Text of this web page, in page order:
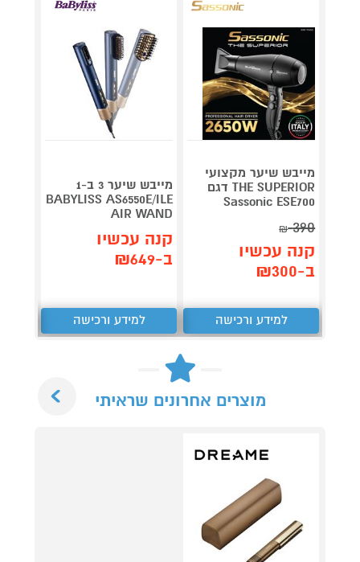
מייבש שיער מקצועי
THE SUPERIOR דגם
Sassonic ESE700
390
₪
קנה עכשיו
ב-₪300
למידע ורכישה
מייבש שיער 3 ב-1
BABYLISS AS6550E/ILE
AIR WAND
קנה עכשיו
ב-₪649
למידע ורכישה
מוצרים אחרונים שראיתי